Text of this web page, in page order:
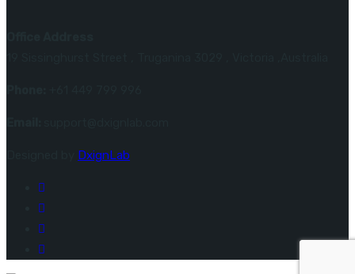
DxignLab